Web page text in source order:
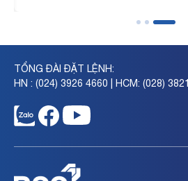
TỔNG ĐÀI ĐẶT LỆNH:
HN : (024) 3926 4660 | HCM: (028)